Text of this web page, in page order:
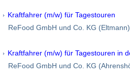
Kraftfahrer (m/w) für Tagestouren
ReFood GmbH und Co. KG (Eltmann)
Kraftfahrer (m/w) für Tagestouren in
ReFood GmbH und Co. KG